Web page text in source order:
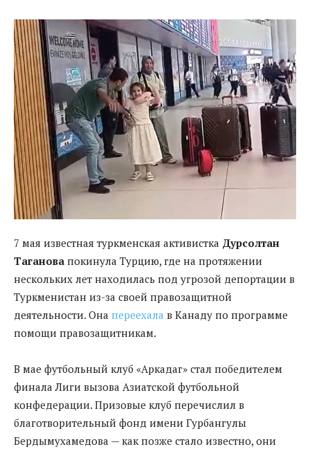
7 мая известная туркменская активистка Дурсолтан
Таганова покинула Турцию, где на протяжении
нескольких лет находилась под угрозой депортации в
Туркменистан из-за своей правозащитной
деятельности. Она переехала в Канаду по программе
помощи правозащитникам.
В мае футбольный клуб «Аркадаг» стал победителем
финала Лиги вызова Азиатской футбольной
конфедерации. Призовые клуб перечислил в
благотворительный фонд имени Гурбангулы
Бердымухамедова — как позже стало известно, они